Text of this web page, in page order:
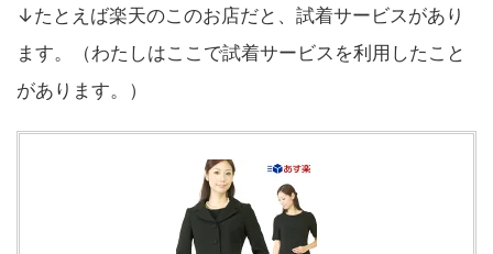
↓たとえば楽天のこのお店だと、試着サービスがあり
ます。（わたしはここで試着サービスを利用したこと
があります。）